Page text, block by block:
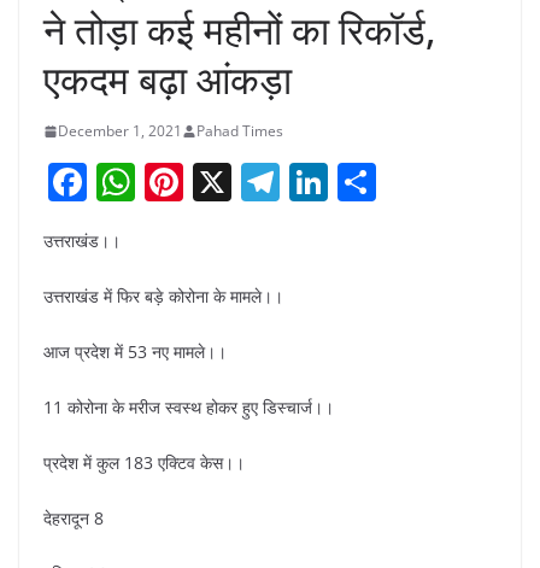
ने तोड़ा कई महीनों का रिकॉर्ड,
एकदम बढ़ा आंकड़ा
December 1, 2021 Pahad Times
F
a
c
e
b
o
o
k
W
s
A
p
p
Pi
e
st
X T
gr
Li
उत्तराखंड।।
उत्तराखंड में फिर बड़े कोरोना के मामले।।
आज प्रदेश में 53 नए मामले।।
11 कोरोना के मरीज स्वस्थ होकर हुए डिस्चार्ज।।
प्रदेश में कुल 183 एक्टिव केस।।
देहरादून 8